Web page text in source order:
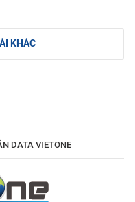
KHÁC
DATA VIETONE